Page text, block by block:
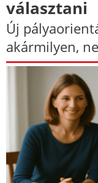
választani
Új
akármilyen,